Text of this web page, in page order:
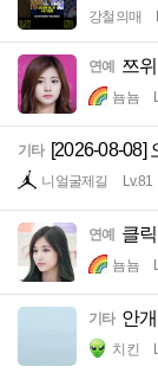
강철의매
연예 쯔
뇸뇸
기타 [2026-08-08]
니얼굴제길 Lv.81
연예 클
뇸뇸
기타 안
치킨